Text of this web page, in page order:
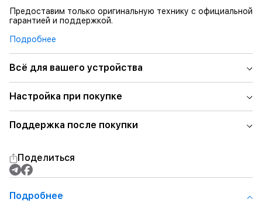
Предоставим только оригинальную технику с официальной
гарантией и поддержкой.
Подробнее
Всё для вашего устройства
Настройка при покупке
Поддержка после покупки
Поделиться
Подробнее